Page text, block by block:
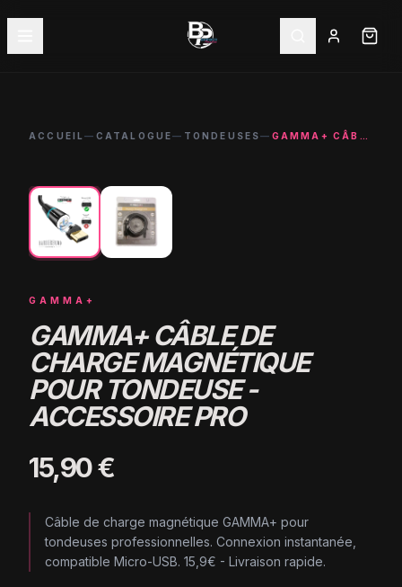
ACCUEIL— CATALOGUE— TONDEUSES— GAMMA+ CÂBLE DE CHARGE MAGNÉTIQUE POUR TONDEUSE - ACCESSOIRE PRO
GAMMA+
GAMMA+ CÂBLE DE
CHARGE MAGNÉTIQUE
POUR TONDEUSE -
ACCESSOIRE PRO
15,90 €
Câble de charge magnétique GAMMA+ pour
tondeuses professionnelles. Connexion instantanée,
compatible Micro-USB. 15,9€ - Livraison rapide.